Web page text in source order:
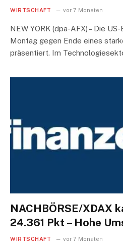
WIRTSCHAFT vor 7 Monaten
NEW YORK (dpa-AFX) – Die
Montag gegen Ende eines
präsentiert. Im
NACHBÖRSE/XDAX
24.361 Pkt – Hohe
WIRTSCHAFT vor 7 Monaten